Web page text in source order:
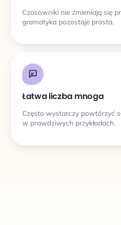
Czasowniki nie zmieniają się
gramatyka pozostaje prosta.
Łatwa liczba mnoga
Często wystarczy powtórzyć
w prawdziwych przykładach.